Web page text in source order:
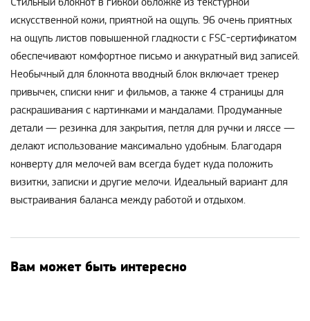
Стильный блокнот в гибкой обложке из текстурной
искусственной кожи, приятной на ощупь. 96 очень приятных
на ощупь листов повышенной гладкости с FSC-сертификатом
обеспечивают комфортное письмо и аккуратный вид записей.
Необычный для блокнота вводный блок включает трекер
привычек, списки книг и фильмов, а также 4 страницы для
раскрашивания с картинками и мандалами. Продуманные
детали — резинка для закрытия, петля для ручки и ляссе —
делают использование максимально удобным. Благодаря
конверту для мелочей вам всегда будет куда положить
визитки, записки и другие мелочи. Идеальный вариант для
выстраивания баланса между работой и отдыхом.
Вам может быть интересно